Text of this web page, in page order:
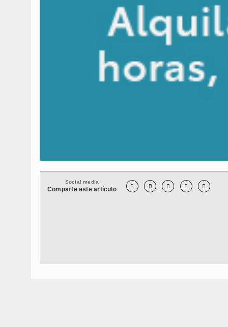
Social media
Comparte este artículo     